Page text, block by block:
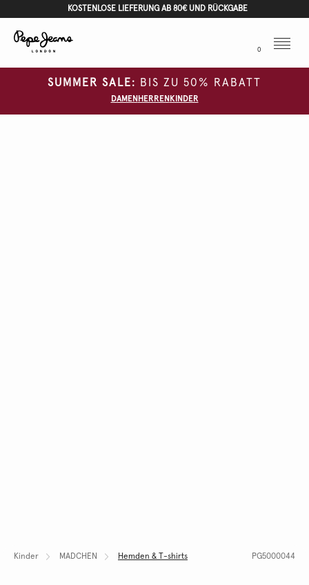
KOSTENLOSE LIEFERUNG AB 80€ UND RÜCKGABE
0
Menu
SUMMER SALE: BIS ZU 50% RABATT
DAMEN HERREN KINDER
Kinder MADCHEN Hemden & T-shirts PG5000044